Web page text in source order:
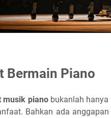
Bermain Piano
musik pianobukanlah hanya
Bahkan ada